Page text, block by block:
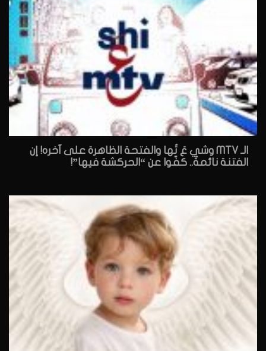
الـ MTV وشي عَ تُها والفتحة الظاهرة على آخره! إن
الفتنة نائمةٌ.. كفّوا عن “الحركشة فيها”!